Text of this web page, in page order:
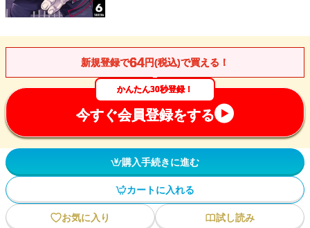
新規登録で64円(税込)で買える！
かんたん30秒登録！
今すぐ会員登録をする
購入手続きに進む
カートに入れる
お気に入り
試し読み